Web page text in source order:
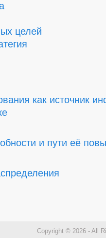
целей
как источник
и пути её
Copyright © 2026 - All